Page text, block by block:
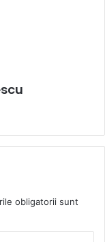
obligatorii sunt